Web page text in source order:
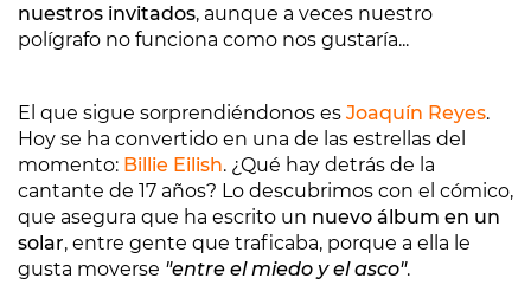
nuestros invitados, aunque a veces nuestro
polígrafo no funciona como nos gustaría...
El que sigue sorprendiéndonos es Joaquín Reyes.
Hoy se ha convertido en una de las estrellas del
momento: Billie Eilish. ¿Qué hay detrás de la
cantante de 17 años? Lo descubrimos con el cómico,
que asegura que ha escrito un nuevo álbum en un
solar, entre gente que traficaba, porque a ella le
gusta moverse "entre el miedo y el asco".